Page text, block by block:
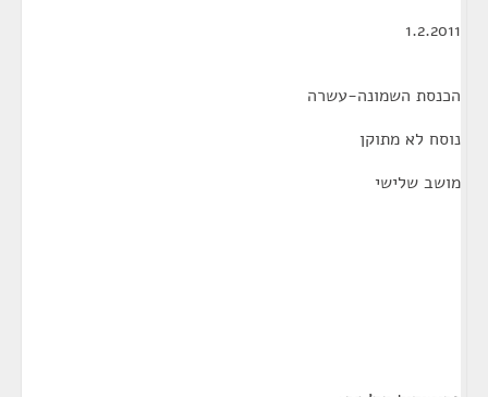
1.2.2011
הכנסת השמונה-עשרה
נוסח לא מתוקן
מושב שלישי